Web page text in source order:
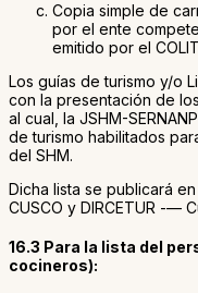
Copia simple de
por el ente
emitido por el
Los guías de turismo y/o
con la presentación de
al cual, la JSHM-
de turismo habilitados
del SHM.
Dicha lista se publicará
CUSCO y DIRCETUR -—
16.3 Para la lista del
cocineros):